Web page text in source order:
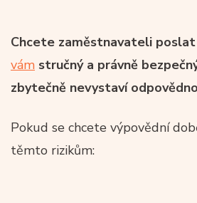
Chcete zaměstnavateli
vám stručný a právně
zbytečně nevystaví
Pokud se chcete výpovědní
těmto rizikům: